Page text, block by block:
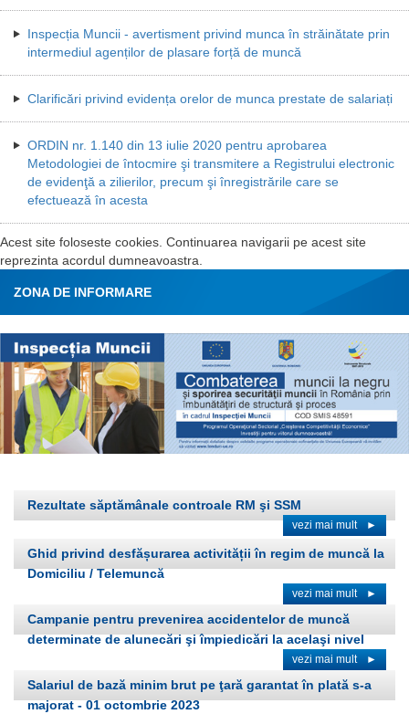
Inspecția Muncii - avertisment privind munca în străinătate prin
intermediul agenților de plasare forță de muncă
Clarificări privind evidența orelor de munca prestate de salariați
ORDIN nr. 1.140 din 13 iulie 2020 pentru aprobarea
Metodologiei de întocmire şi transmitere a Registrului electronic
de evidenţă a zilierilor, precum şi înregistrările care se
efectuează în acesta
Acest site foloseste cookies. Continuarea navigarii pe acest site
reprezinta acordul dumneavoastra.
ZONA DE INFORMARE
Rezultate săptămânale controale RM şi SSM
vezi mai mult ►
Ghid privind desfășurarea activității în regim de muncă la
Domiciliu / Telemuncă
vezi mai mult ►
Campanie pentru prevenirea accidentelor de muncă
determinate de alunecări şi împiedicări la acelaşi nivel
vezi mai mult ►
Salariul de bază minim brut pe ţară garantat în plată s-a
majorat - 01 octombrie 2023